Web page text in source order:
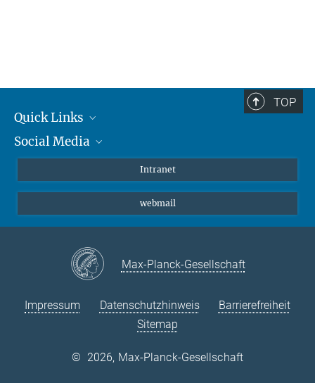
TOP
Quick Links
Student*innen/Wissenschaftler*innen
Social Media
Bluesky
YouTube
Intranet
webmail
Max-Planck-Gesellschaft
Impressum Datenschutzhinweis
Barrierefreiheit
Sitemap
© 2026, Max-Planck-Gesellschaft